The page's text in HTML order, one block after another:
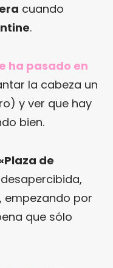
cuando
.
ha pasado en
la cabeza un
y ver que hay
bien.
Plaza de
empezando por
que sólo